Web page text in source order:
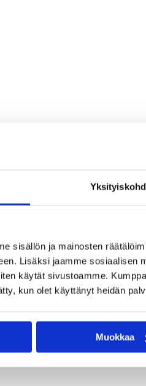
sisällön ja mainosten
Lisäksi jaamme sosiaalisen
käytät sivustoamme.
kun olet käyttänyt heidän
Muokkaa
alue
Yhteistyökumppanit